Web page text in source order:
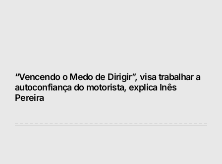
“Vencendo o Medo de Dirigir”, visa trabalhar a
autoconfiança do motorista, explica Inês
Pereira